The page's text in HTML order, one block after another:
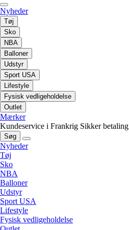
Nyheder
Tøj
Sko
NBA
Balloner
Udstyr
Sport USA
Lifestyle
Fysisk vedligeholdelse
Outlet
Mærker
Kundeservice i Frankrig Sikker betaling
Søg
Nyheder
Tøj
Sko
NBA
Balloner
Udstyr
Sport USA
Lifestyle
Fysisk vedligeholdelse